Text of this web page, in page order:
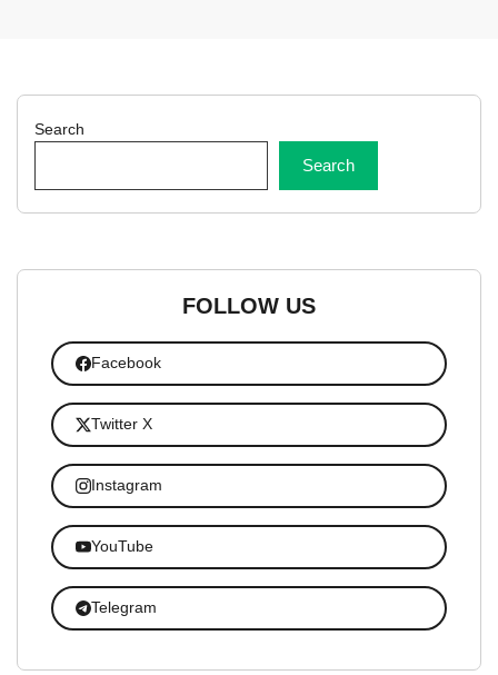
Search
Search
FOLLOW US
Facebook
Twitter X
Instagram
YouTube
Telegram